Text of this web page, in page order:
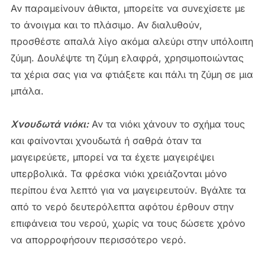
Αν παραμείνουν άθικτα, μπορείτε να συνεχίσετε με
το άνοιγμα και το πλάσιμο. Αν διαλυθούν,
προσθέστε απαλά λίγο ακόμα αλεύρι στην υπόλοιπη
ζύμη. Δουλέψτε τη ζύμη ελαφρά, χρησιμοποιώντας
τα χέρια σας για να φτιάξετε και πάλι τη ζύμη σε μια
μπάλα.
Χνουδωτά νιόκι:Αν τα νιόκι χάνουν το σχήμα τους
και φαίνονται χνουδωτά ή σαθρά όταν τα
μαγειρεύετε, μπορεί να τα έχετε μαγειρέψει
υπερβολικά. Τα φρέσκα νιόκι χρειάζονται μόνο
περίπου ένα λεπτό για να μαγειρευτούν. Βγάλτε τα
από το νερό δευτερόλεπτα αφότου έρθουν στην
επιφάνεια του νερού, χωρίς να τους δώσετε χρόνο
να απορροφήσουν περισσότερο νερό.